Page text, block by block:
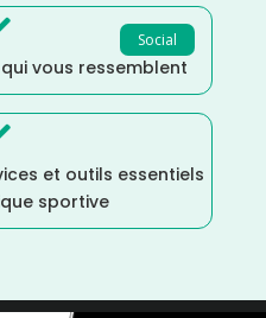
Social
vous ressemblent
et outils essentiels
sportive